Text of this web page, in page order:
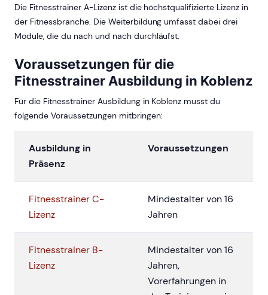
Die Fitnesstrainer A-Lizenz ist die höchstqualifizierte Lizenz in
der Fitnessbranche. Die Weiterbildung umfasst dabei drei
Module, die du nach und nach durchläufst.
Voraussetzungen für die
Fitnesstrainer Ausbildung in Koblenz
Für die Fitnesstrainer Ausbildung in Koblenz musst du
folgende Voraussetzungen mitbringen:
Ausbildung in
Präsenz
Voraussetzungen
Fitnesstrainer C-
Lizenz
Mindestalter von 16
Jahren
Fitnesstrainer B-
Lizenz
Mindestalter von 16
Jahren,
Vorerfahrungen in